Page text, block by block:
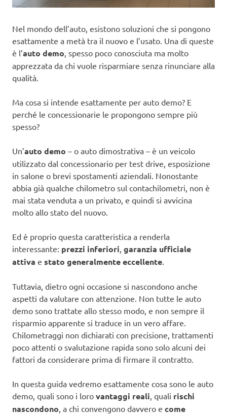
Nel mondo dell’auto, esistono soluzioni che si pongono
esattamente a metà tra il nuovo e l’usato. Una di queste
è l’auto demo, spesso poco conosciuta ma molto
apprezzata da chi vuole risparmiare senza rinunciare alla
qualità.
Ma cosa si intende esattamente per auto demo? E
perché le concessionarie le propongono sempre più
spesso?
Un’auto demo – o auto dimostrativa – è un veicolo
utilizzato dal concessionario per test drive, esposizione
in salone o brevi spostamenti aziendali. Nonostante
abbia già qualche chilometro sul contachilometri, non è
mai stata venduta a un privato, e quindi si avvicina
molto allo stato del nuovo.
Ed è proprio questa caratteristica a renderla
interessante: prezzi inferiori, garanzia ufficiale
attiva e stato generalmente eccellente.
Tuttavia, dietro ogni occasione si nascondono anche
aspetti da valutare con attenzione. Non tutte le auto
demo sono trattate allo stesso modo, e non sempre il
risparmio apparente si traduce in un vero affare.
Chilometraggi non dichiarati con precisione, trattamenti
poco attenti o svalutazione rapida sono solo alcuni dei
fattori da considerare prima di firmare il contratto.
In questa guida vedremo esattamente cosa sono le auto
demo, quali sono i loro vantaggi reali, quali rischi
nascondono, a chi convengono davvero e come